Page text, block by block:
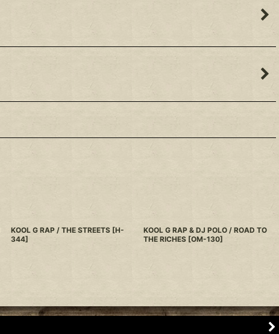
KOOL G RAP / THE STREETS [H-
344]
KOOL G RAP & DJ POLO / ROAD TO
THE RICHES [OM-130]